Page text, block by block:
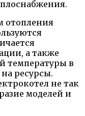
отопления
а также
температуры в
ресурсы.
не так
моделей и